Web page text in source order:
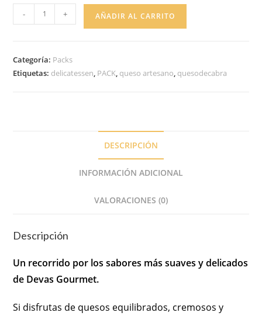
- + AÑADIR AL CARRITO
Categoría: Packs
Etiquetas: delicatessen, PACK, queso artesano, quesodecabra
DESCRIPCIÓN
INFORMACIÓN ADICIONAL
VALORACIONES (0)
Descripción
Un recorrido por los sabores más suaves y delicados
de Devas Gourmet.
Si disfrutas de quesos equilibrados, cremosos y